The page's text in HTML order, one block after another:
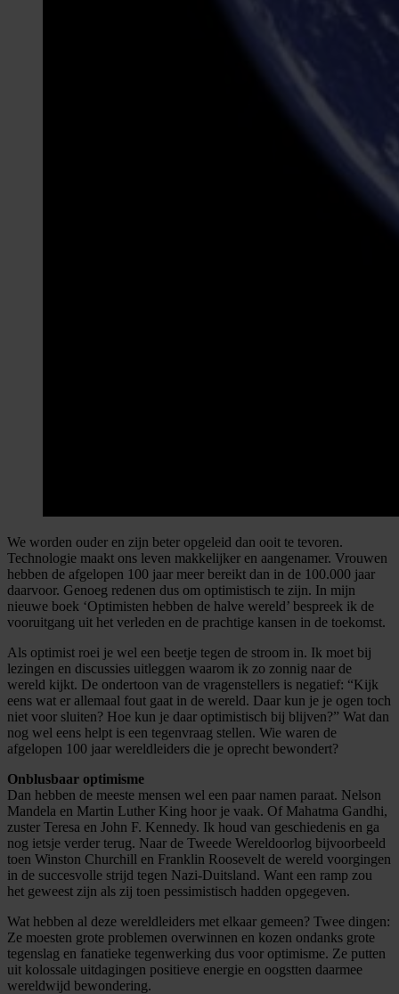
We worden ouder en zijn beter opgeleid dan ooit te tevoren.
Technologie maakt ons leven makkelijker en aangenamer. Vrouwen
hebben de afgelopen 100 jaar meer bereikt dan in de 100.000 jaar
daarvoor. Genoeg redenen dus om optimistisch te zijn. In mijn
nieuwe boek ‘Optimisten hebben de halve wereld’ bespreek ik de
vooruitgang uit het verleden en de prachtige kansen in de toekomst.
Als optimist roei je wel een beetje tegen de stroom in. Ik moet bij
lezingen en discussies uitleggen waarom ik zo zonnig naar de
wereld kijkt. De ondertoon van de vragenstellers is negatief: “Kijk
eens wat er allemaal fout gaat in de wereld. Daar kun je je ogen toch
niet voor sluiten? Hoe kun je daar optimistisch bij blijven?” Wat dan
nog wel eens helpt is een tegenvraag stellen. Wie waren de
afgelopen 100 jaar wereldleiders die je oprecht bewondert?
Onblusbaar optimisme
Dan hebben de meeste mensen wel een paar namen paraat. Nelson
Mandela en Martin Luther King hoor je vaak. Of Mahatma Gandhi,
zuster Teresa en John F. Kennedy. Ik houd van geschiedenis en ga
nog ietsje verder terug. Naar de Tweede Wereldoorlog bijvoorbeeld
toen Winston Churchill en Franklin Roosevelt de wereld voorgingen
in de succesvolle strijd tegen Nazi-Duitsland. Want een ramp zou
het geweest zijn als zij toen pessimistisch hadden opgegeven.
Wat hebben al deze wereldleiders met elkaar gemeen? Twee dingen:
Ze moesten grote problemen overwinnen en kozen ondanks grote
tegenslag en fanatieke tegenwerking dus voor optimisme. Ze putten
uit kolossale uitdagingen positieve energie en oogstten daarmee
wereldwijd bewondering.